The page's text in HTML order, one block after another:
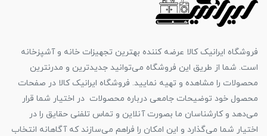
فروشگاه ایرانیک کالا عرضه کننده بهترین تجهیزات خانه و آشپزخانه
است. شما از طریق این فروشگاه می‌توانید جدیدترین و مدرنترین
محصولات را مشاهده و تهیه نمایید. فروشگاه ایرانیک کالا در صفحات
محصول خود توضیحات جامعی درباره محصولات در اختیار شما قرار
می‌دهد و کارشناسان ما بصورت آنلاین و تماس تلفنی حقایق را در
اختیار شما می‌گذارد و این امکان را فراهم می‌سازند که آگاهانه انتخاب